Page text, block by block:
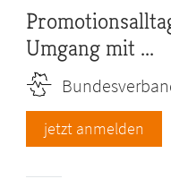
Umgang mit ...
jetzt anmelden